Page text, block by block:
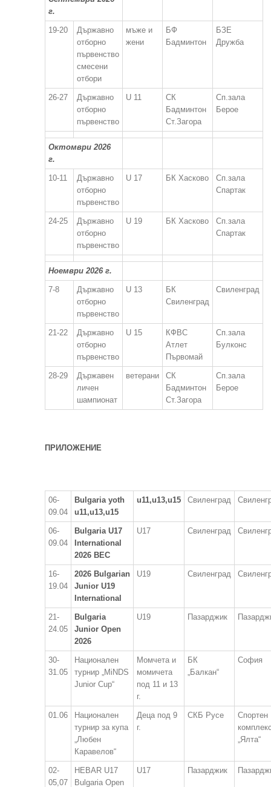
г.
19-20
Държавно
отборно
първенство
смесени
отбори
мъже и
жени
БФ
Бадминтон
БЗЕ
Дружба
26-27
Държавно
отборно
първенство
U 11
СК
Бадминтон
Ст.Загора
Сп.зала
Берое
Октомври 2026
г.
10-11
Държавно
отборно
първенство
U 17 БК Хасково
Сп.зала
Спартак
24-25
Държавно
отборно
първенство
U 19 БК Хасково
Сп.зала
Спартак
Ноември 2026 г.
7-8
Държавно
отборно
първенство
U 13
БК
Свиленград
Свиленград
21-22
Държавно
отборно
първенство
U 15
КФВС
Атлет
Първомай
Сп.зала
Булконс
28-29
Държавен
личен
шампионат
ветерани
СК
Бадминтон
Ст.Загора
Сп.зала
Берое
ПРИЛОЖЕНИЕ
06-
09.04
Bulgaria yoth
u11,u13,u15
u11,u13,u15 Свиленград
06-
09.04
Bulgaria U17
International
2026 BEC
U17 Свиленград
16-
19.04
2026 Bulgarian
Junior U19
International
U19 Свиленград
21-
24.05
Bulgaria
Junior Open
2026
U19 Пазарджик
30-
31.05
Национален
турнир „MiNDS
Junior Cup“
Момчета и
момичета
под 11 и 13
г.
БК
„Балкан“
София
01.06
Национален
турнир за купа
„Любен
Каравелов“
Деца под 9
г.
СКБ Русе
Спортен
„Ялта“
02-
05,07
HEBAR U17
Bulgaria Open
U17 Пазарджик